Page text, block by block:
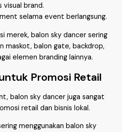
brand.
selama event berlangsung.
merek, balon sky dancer sering
maskot, balon gate, backdrop,
elemen branding lainnya.
Promosi Retail
balon sky dancer juga sangat
retail dan bisnis lokal.
menggunakan balon sky